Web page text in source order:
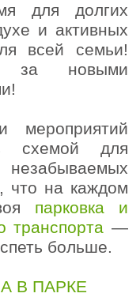
для долгих
и активных
всей семьи!
за новыми
схемой для
что на каждом
парковка и
транспорта —
больше.
В ПАРКЕ